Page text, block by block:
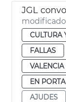
modificado
CULTURA
FALLAS
VALENCIA
EN
AJUDES